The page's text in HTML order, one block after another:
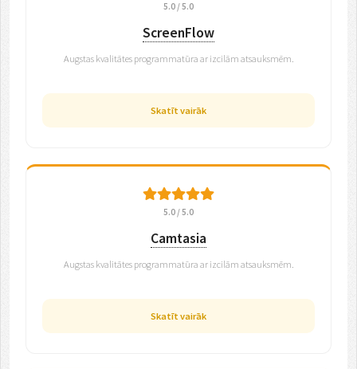
5.0 / 5.0
ScreenFlow
Augstas kvalitātes programmatūra ar izcilām atsauksmēm.
Skatīt vairāk
5.0 / 5.0
Camtasia
Augstas kvalitātes programmatūra ar izcilām atsauksmēm.
Skatīt vairāk